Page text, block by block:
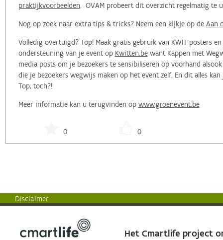
praktijkvoorbeelden. OVAM probeert dit overzicht regelmatig te
Nog op zoek naar extra tips & tricks? Neem een kijkje op de Aan
Volledig overtuigd? Top! Maak gratis gebruik van KWIT-posters
ondersteuning van je event op Kwitten.bewant Kappen met
media posts om je bezoekers te sensibiliseren op voorhand
die je bezoekers wegwijs maken op het event zelf. En dit alles
Top, toch?!
Meer informatie kan u terugvinden op www.groenevent.be
0 0
Disclaimer
Het Cmartlife project